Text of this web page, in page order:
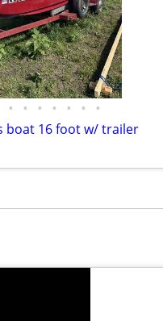
• • • • • • •
boat 16 foot w/ trailer